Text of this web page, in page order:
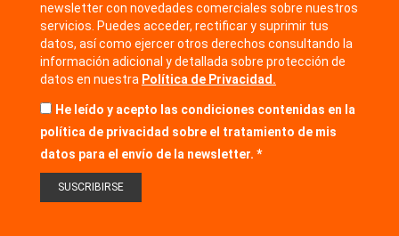
newsletter con novedades comerciales sobre nuestros
servicios. Puedes acceder, rectificar y suprimir tus
datos, así como ejercer otros derechos consultando la
información adicional y detallada sobre protección de
datos en nuestra Política de Privacidad.
He leído y acepto las condiciones contenidas en la
política de privacidad sobre el tratamiento de mis
datos para el envío de la newsletter.